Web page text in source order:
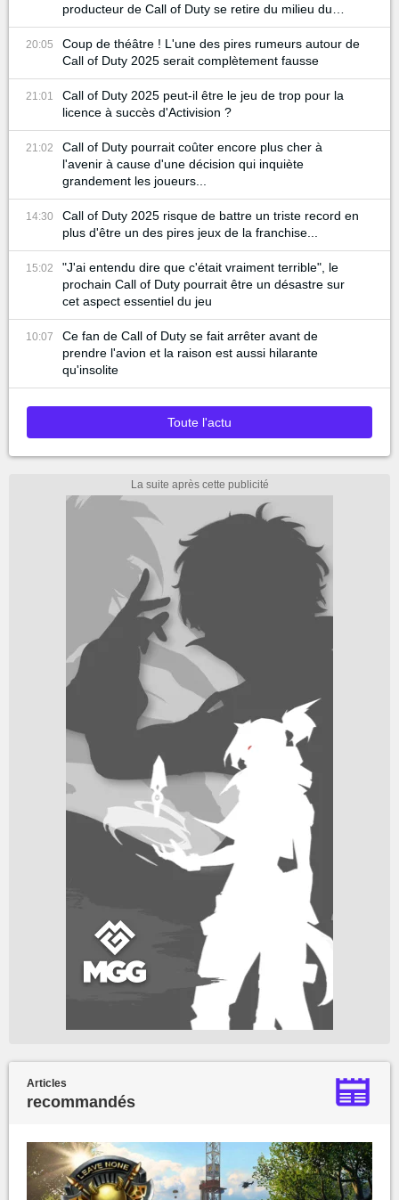
producteur de Call of Duty se retire du milieu du
gaming
20:05
Coup de théâtre ! L'une des pires rumeurs autour de
Call of Duty 2025 serait complètement fausse
21:01
Call of Duty 2025 peut-il être le jeu de trop pour la
licence à succès d'Activision ?
21:02
Call of Duty pourrait coûter encore plus cher à
l'avenir à cause d'une décision qui inquiète
grandement les joueurs...
14:30
Call of Duty 2025 risque de battre un triste record en
plus d'être un des pires jeux de la franchise...
15:02
"J'ai entendu dire que c'était vraiment terrible", le
prochain Call of Duty pourrait être un désastre sur
cet aspect essentiel du jeu
10:07
Ce fan de Call of Duty se fait arrêter avant de
prendre l'avion et la raison est aussi hilarante
qu'insolite
Toute l'actu
Articles
recommandés